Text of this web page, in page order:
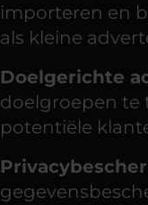
importeren en
als kleine
Doelgerichte
doelgroepen te
potentiële